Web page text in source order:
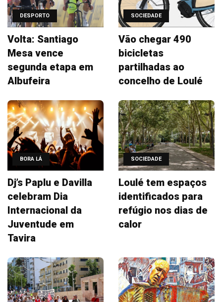
DESPORTO
Volta: Santiago
Mesa vence
segunda etapa em
Albufeira
SOCIEDADE
Vão chegar 490
bicicletas
partilhadas ao
concelho de Loulé
BORA LÁ
Dj’s Paplu e Davilla
celebram Dia
Internacional da
Juventude em
Tavira
SOCIEDADE
Loulé tem espaços
identificados para
refúgio nos dias de
calor